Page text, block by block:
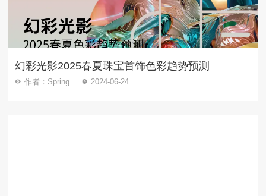
幻彩光影2025春夏珠宝首饰色彩趋势预测
作者：Spring 2024-06-24